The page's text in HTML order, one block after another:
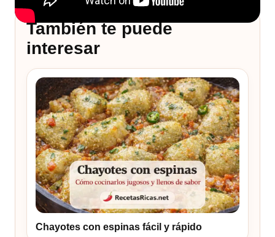
También te puede
interesar
Chayotes con espinas fácil y rápido